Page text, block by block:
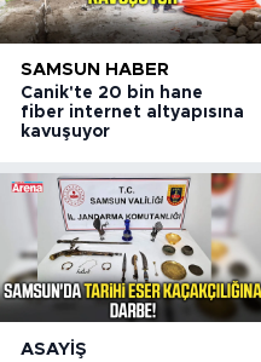
SAMSUN HABER
Canik'te 20 bin hane
fiber internet altyapısına
kavuşuyor
ASAYIŞ